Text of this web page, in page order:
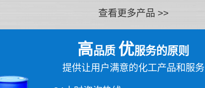
查看更多产品 >>
高品质 优服务的原则
提供让用户满意的化工产品和服务